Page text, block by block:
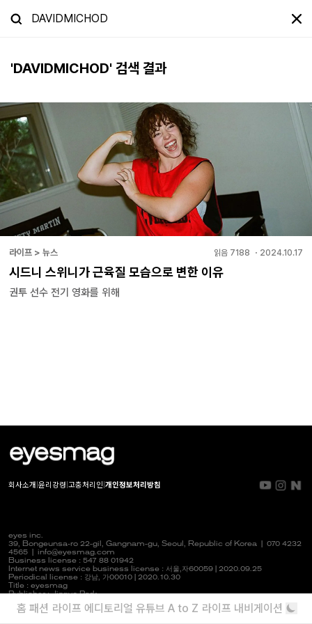
'DAVIDMICHOD' 검색 결과
라이프 > 뉴스 읽음 7188 ・ 2024.10.17
시드니 스위니가 근육질 모습으로 변한 이유
권투 선수 전기 영화를 위해
회사소개 윤리강령 고충처리인 개인정보처리방침
eyes inc.
39, Bongeunsa-ro 22-gil, Gangnam-gu, Seoul, Republic of Korea | 070 4232
4565
info@eyesmag.com
Business license : 547 88 01942
Internet news service business license : 서울,자60059 | 2020.09.25
Periodical license : 강남, 가00010 | 2020.10.30
Title : eyesmag
Publisher : Jinpyo Park
News manager & Editorial officer : Youlim Heo
홈 패션 라이프 에디토리얼 유튜브 A to Z 라이프 내비게이션